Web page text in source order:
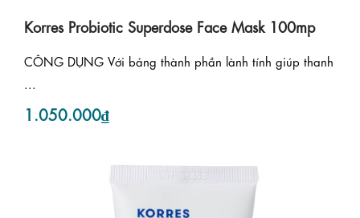
Korres Probiotic Superdose Face Mask 100mp
CÔNG DỤNG Với bảng thành phần lành tính giúp thanh
...
1.050.000₫